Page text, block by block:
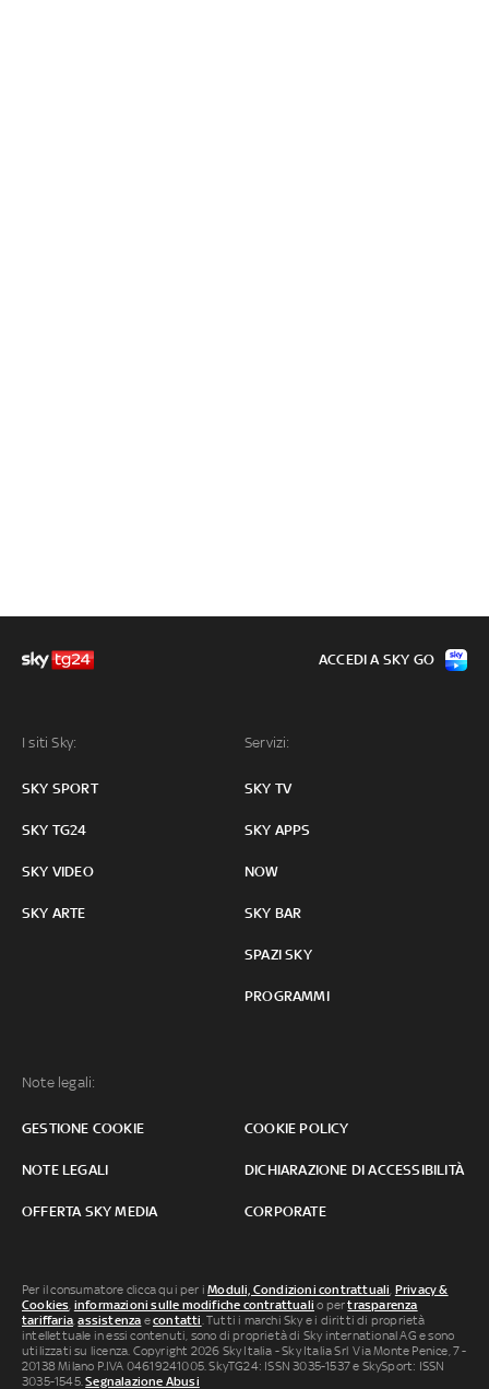
I siti Sky:
SKY SPORT
SKY TG24
SKY VIDEO
SKY ARTE
Servizi:
SKY TV
SKY APPS
NOW
SKY BAR
SPAZI SKY
PROGRAMMI
Note legali:
GESTIONE COOKIE COOKIE POLICY
NOTE LEGALI DICHIARAZIONE DI ACCESSIBILITÀ
OFFERTA SKY MEDIA CORPORATE
ACCEDI A SKY GO
Per il consumatore clicca qui per iModuli, Condizioni contrattuali, Privacy &
Cookies, informazioni sulle modifiche contrattuali o pertrasparenza
tariffaria,assistenza econtatti. Tutti i marchi Sky e i diritti di proprietà
intellettuale in essi contenuti, sono di proprietà di Sky international AG e sono
utilizzati su licenza. Copyright 2026 Sky Italia - Sky Italia Srl Via Monte Penice, 7 -
20138 Milano P.IVA 04619241005. SkyTG24: ISSN 3035-1537 e SkySport: ISSN
3035-1545.Segnalazione Abusi